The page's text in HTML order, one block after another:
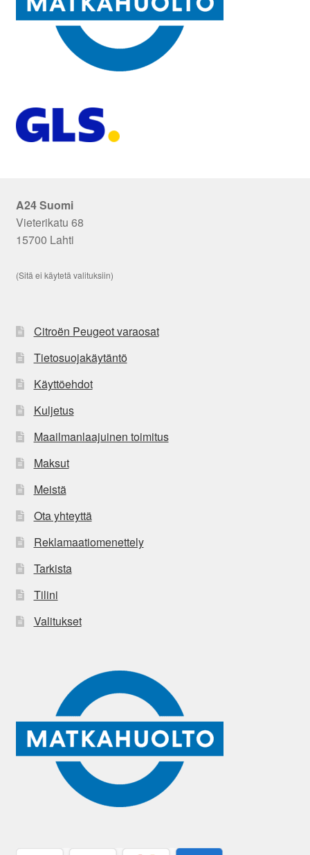
A24 Suomi
Vieterikatu 68
15700 Lahti
(Sitä ei käytetä valituksiin)
Citroën Peugeot varaosat
Tietosuojakäytäntö
Käyttöehdot
Kuljetus
Maailmanlaajuinen toimitus
Maksut
Meistä
Ota yhteyttä
Reklamaatiomenettely
Tarkista
Tilini
Valitukset